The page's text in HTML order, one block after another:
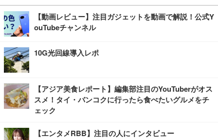
【動画レビュー】注目ガジェットを動画で解説！公式Y
ouTubeチャンネル
10G光回線導入レポ
【アジア美食レポート】編集部注目のYouTuberがオス
スメ！タイ・バンコクに行ったら食べたいグルメをチ
ェック
【エンタメRBB】注目の人にインタビュー